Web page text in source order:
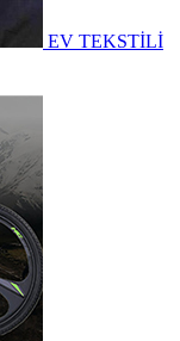
EV TEKSTİLİ